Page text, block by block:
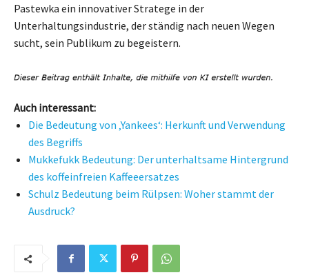
Pastewka ein innovativer Stratege in der
Unterhaltungsindustrie, der ständig nach neuen Wegen
sucht, sein Publikum zu begeistern.
Auch interessant:
Die Bedeutung von ‚Yankees‘: Herkunft und Verwendung
des Begriffs
Mukkefukk Bedeutung: Der unterhaltsame Hintergrund
des koffeinfreien Kaffeeersatzes
Schulz Bedeutung beim Rülpsen: Woher stammt der
Ausdruck?